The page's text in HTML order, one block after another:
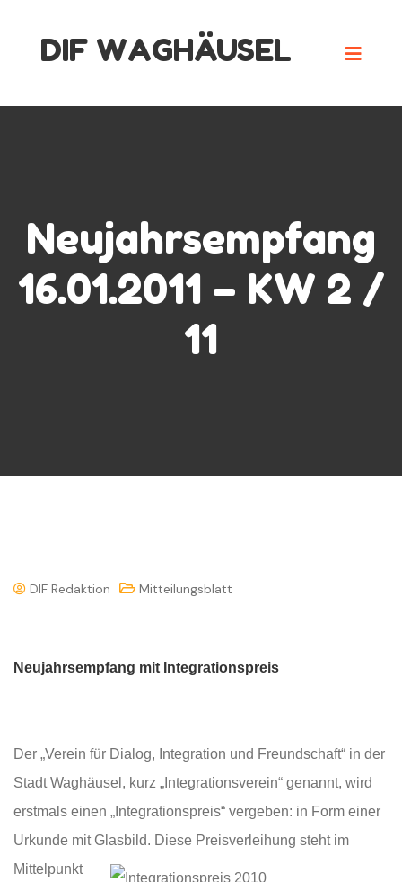
DIF WAGHÄUSEL
Neujahrsempfang
16.01.2011 – KW 2 /
11
DIF Redaktion Mitteilungsblatt
Neujahrsempfang mit Integrationspreis
Der „Verein für Dialog, Integration und Freundschaft“ in der
Stadt Waghäusel, kurz „Integrationsverein“ genannt, wird
erstmals einen „Integrationspreis“ vergeben: in Form einer
Urkunde mit Glasbild. Diese Preisverleihung steht im
Mittelpunkt